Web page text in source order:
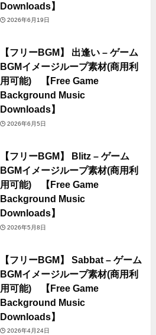
Downloads】
2026年6月19日
【フリーBGM】 出逢い – ゲーム
BGMイメージループ素材(商用利
用可能) 【Free Game
Background Music
Downloads】
2026年6月5日
【フリーBGM】 Blitz – ゲーム
BGMイメージループ素材(商用利
用可能) 【Free Game
Background Music
Downloads】
2026年5月8日
【フリーBGM】 Sabbat – ゲーム
BGMイメージループ素材(商用利
用可能) 【Free Game
Background Music
Downloads】
2026年4月24日